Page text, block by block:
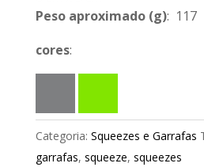
Peso aproximado(g): 117
cores:
Categoria: Squeezes e Garrafas
garrafas, squeeze, squeezes